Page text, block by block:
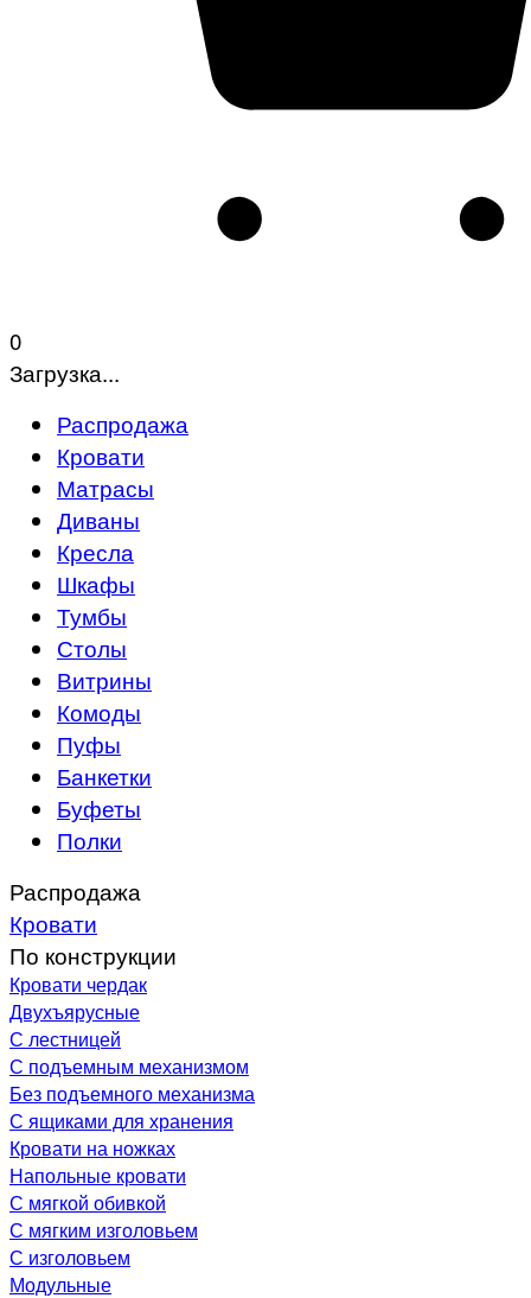
0
Загрузка...
Распродажа
Кровати
Матрасы
Диваны
Кресла
Шкафы
Тумбы
Столы
Витрины
Комоды
Пуфы
Банкетки
Буфеты
Полки
Распродажа
Кровати
По конструкции
Кровати чердак
Двухъярусные
С лестницей
С подъемным механизмом
Без подъемного механизма
С ящиками для хранения
Кровати на ножках
Напольные кровати
С мягкой обивкой
С мягким изголовьем
С изголовьем
Модульные